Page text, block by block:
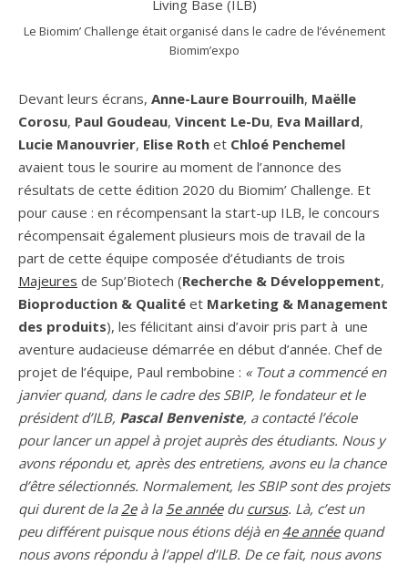
Le Biomim’ Challenge était organisé dans le cadre de l’événement
Biomim’expo
Devant leurs écrans, Anne-Laure Bourrouilh, Maëlle
Corosu, Paul Goudeau, Vincent Le-Du, Eva Maillard,
Lucie Manouvrier, Elise Roth et Chloé Penchemel
avaient tous le sourire au moment de l’annonce des
résultats de cette édition 2020 du Biomim’ Challenge. Et
pour cause : en récompensant la start-up ILB, le concours
récompensait également plusieurs mois de travail de la
part de cette équipe composée d’étudiants de trois
Majeures de Sup’Biotech (Recherche & Développement,
Bioproduction & Qualité et Marketing & Management
des produits), les félicitant ainsi d’avoir pris part à une
aventure audacieuse démarrée en début d’année. Chef de
projet de l’équipe, Paul rembobine : « Tout a commencé en
janvier quand, dans le cadre des SBIP, le fondateur et le
président d’ILB, Pascal Benveniste, a contacté l’école
pour lancer un appel à projet auprès des étudiants. Nous y
avons répondu et, après des entretiens, avons eu la chance
d’être sélectionnés. Normalement, les SBIP sont des projets
qui durent de la2eà la 5e annéedu cursus. Là, c’est un
peu différent puisque nous étions déjà en 4e annéequand
nous avons répondu à l’appel d’ILB. De ce fait, nous avons